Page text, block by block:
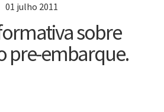
01 julho 2011
sobre
pre-embarque.